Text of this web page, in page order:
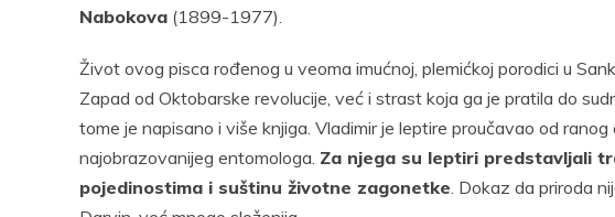
Nabokova (1899-1977).
Život ovog pisca rođenog u veoma imućnoj, plemićkoj porodici u
Zapad od Oktobarske revolucije, već i strast koja ga je pratila do
tome je napisano i više knjiga. Vladimir je leptire proučavao od
najobrazovanijeg entomologa. Za njega su leptiri predstavljali
pojedinostima i suštinu životne zagonetke. Dokaz da priroda